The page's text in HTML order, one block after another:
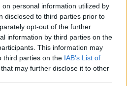
personal information utilized by
disclosed to third parties prior to
opt-out of the further
information by third parties on the
This information may
third parties on the IAB’s List of
that may further disclose it to other